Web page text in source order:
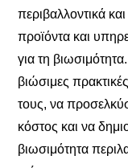
περιβαλλοντικά
προϊόντα και
για τη
βιώσιμες
τους, να
κόστος και να
βιωσιμότητα